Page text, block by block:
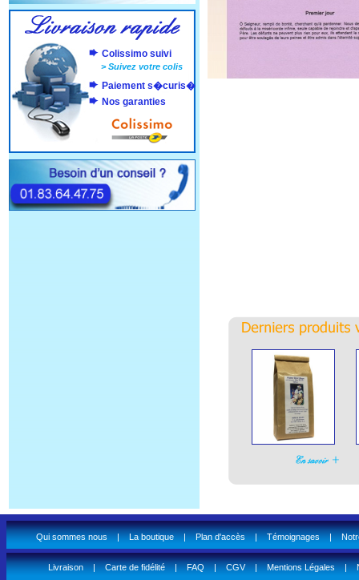
Colissimo suivi
>Suivez votre colis
Paiement s�curis�
Nos garanties
Qui sommes nous|La boutique|Plan d'accès|Témoignages|
Livraison|Carte de fidélité|FAQ|CGV|Mentions Légales|